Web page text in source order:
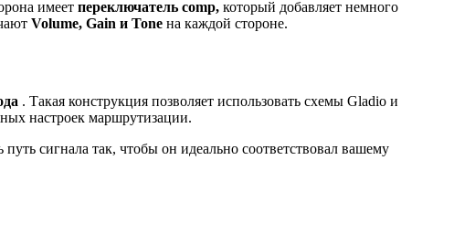
имеет переключатель comp, который добавляет немного
Volume, Gain и Tone на каждой стороне.
. Такая конструкция позволяет использовать схемы Gladio и
настроек маршрутизации.
сигнала так, чтобы он идеально соответствовал вашему